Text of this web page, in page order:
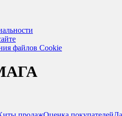
файлов Cookie